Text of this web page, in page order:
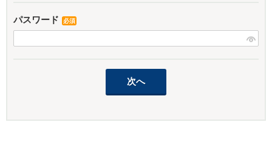
パスワード 必須